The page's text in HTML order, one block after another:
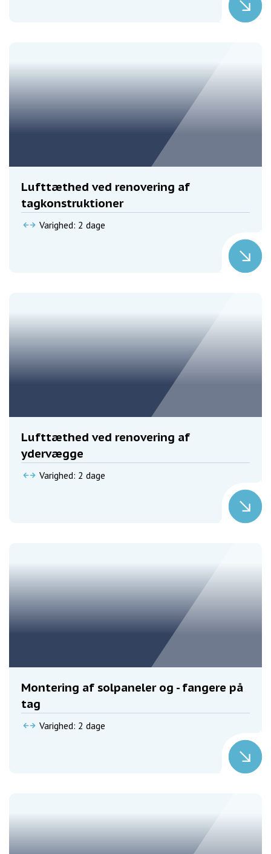
Lufttæthed ved renovering af
tagkonstruktioner
Varighed: 2 dage
Lufttæthed ved renovering af
ydervægge
Varighed: 2 dage
Montering af solpaneler og - fangere på
tag
Varighed: 2 dage